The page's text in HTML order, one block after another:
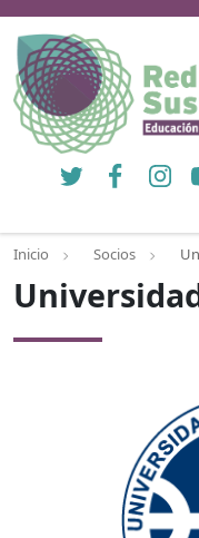
Twitter Facebook
Inicio Socios